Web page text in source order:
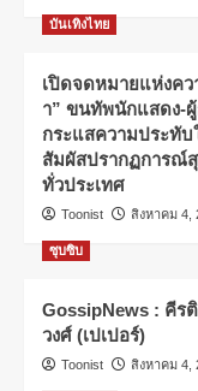
บันเทิงไทย
เปิดจดหมายแห่งคว
า” ขนทัพนักแสดง-
กระแสความประทั
สัมผัสปรากฏการณ์
ทั่วประเทศ
Toonist สิงหาคม 4,
ซุบซิบ
GossipNews : คีร
วงศ์ (เปเปอร์)
Toonist สิงหาคม 4,